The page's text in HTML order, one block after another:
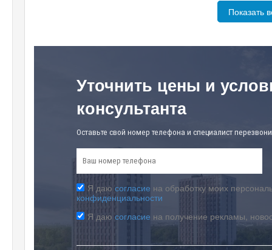
Показать
Уточнить цены и
консультанта
Оставьте свой номер телефона и специалист
Я даю согласие на обработку моих
конфиденциальности
Я даю согласие на получение рекламы,